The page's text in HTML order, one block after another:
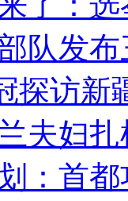
队发
探访新
夫妇
：首